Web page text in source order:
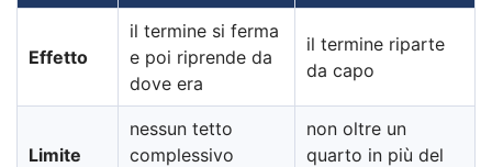
Effetto
il termine si ferma
e poi riprende da
dove era
il termine riparte
da capo
Limite
nessun tetto
complessivo
non oltre un
quarto in più del